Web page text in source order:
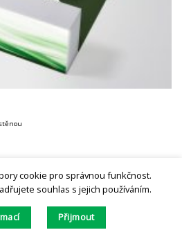
cookie pro správnou funkčnost.
souhlas s jejich používáním.
Přijmout